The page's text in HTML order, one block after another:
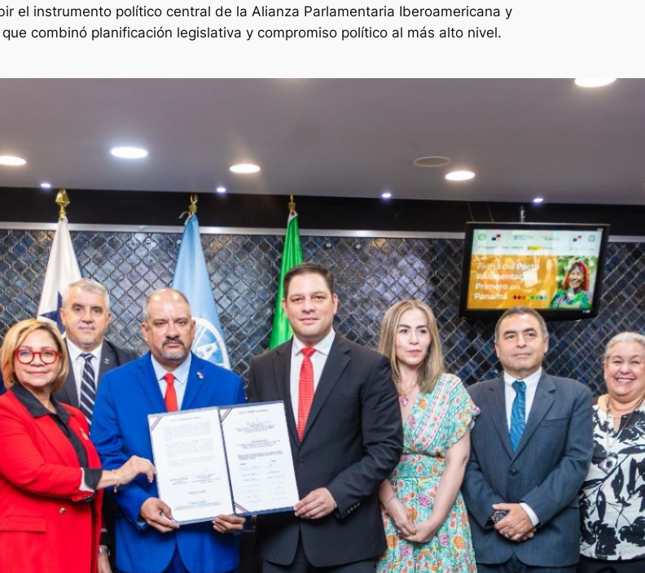
el instrumento político central de la Alianza Parlamentaria Iberoamericana y
combinó planificación legislativa y compromiso político al más alto nivel.